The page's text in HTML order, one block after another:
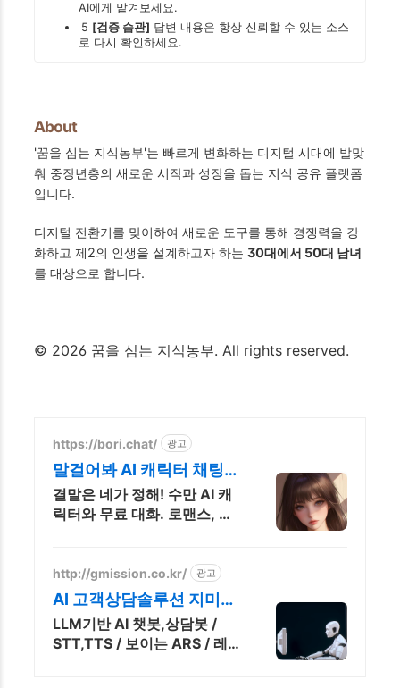
AI에게 맡겨보세요.
5 [검증 습관] 답변 내용은 항상 신뢰할 수 있는 소스
로 다시 확인하세요.
About
'꿈을 심는 지식농부'는 빠르게 변화하는 디지털 시대에 발맞
춰 중장년층의 새로운 시작과 성장을 돕는 지식 공유 플랫폼
입니다.
디지털 전환기를 맞이하여 새로운 도구를 통해 경쟁력을 강
화하고 제2의 인생을 설계하고자 하는 30대에서 50대 남녀
를 대상으로 합니다.
© 2026 꿈을 심는 지식농부. All rights reserved.
https://bori.chat/ 광고
말걸어봐 AI 캐릭터 채팅
검열없는 자유대화
결말은 네가 정해! 수만 AI 캐
릭터와 무료 대화. 로맨스, 판
http://gmission.co.kr/ 광고
AI 고객상담솔루션 지미션
생성형AI 기반 솔루션 개발
LLM기반 AI 챗봇,상담봇 /
STT,TTS / 보이는 ARS / 레